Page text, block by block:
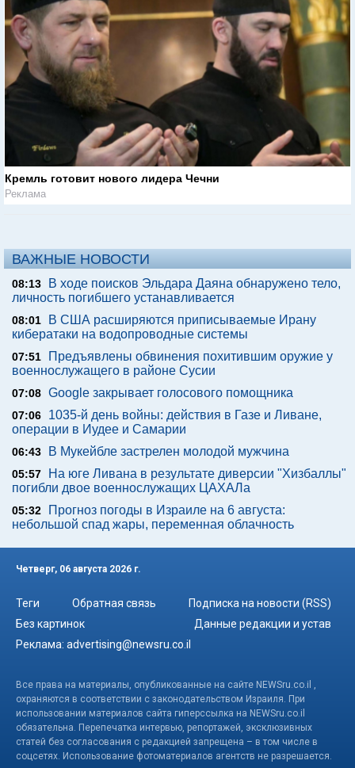
Кремль готовит нового лидера Чечни
Реклама
ВАЖНЫЕ НОВОСТИ
08:13
В ходе поисков Эльдара Даяна обнаружено тело,
личность погибшего устанавливается
08:01
В США расширяются приписываемые Ирану
кибератаки на водопроводные системы
07:51
Предъявлены обвинения похитившим оружие у
военнослужащего в районе Сусии
07:08 Google закрывает голосового помощника
07:06
1035-й день войны: действия в Газе и Ливане,
операции в Иудее и Самарии
06:43 В Мукейбле застрелен молодой мужчина
05:57
На юге Ливана в результате диверсии "Хизбаллы"
погибли двое военнослужащих ЦАХАЛа
05:32
Прогноз погоды в Израиле на 6 августа:
небольшой спад жары, переменная облачность
Четверг, 06 августа 2026 г.
Теги Обратная связь
Подписка на новости (RSS)
Без картинок
Данные редакции и устав
Реклама: advertising@newsru.co.il
Все права на материалы, опубликованные на сайте NEWSru.co.il ,
охраняются в соответствии с законодательством Израиля. При
использовании материалов сайта гиперссылка на NEWSru.co.il
обязательна. Перепечатка интервью, репортажей, эксклюзивных
статей без согласования с редакцией запрещена – в том числе в
соцсетях. Использование фотоматериалов агентств не разрешается.